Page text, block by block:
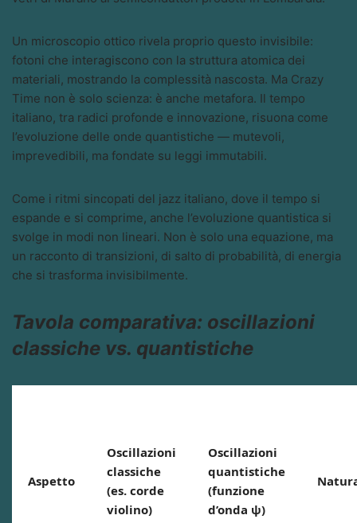
Un microscopio ottico rivela proprio questo invisibile:
fotoni che interagiscono con la struttura atomica dei
materiali, mostrando la complessità nascosta. Ma Crazy
Time non è solo scienza: è anche metafora. Il tempo
italiano, tra radici profonde e innovazione, risuona come
l’evoluzione delle onde quantistiche — mutevoli,
imprevedibili, ma fondate su leggi immutabili.
Come i ritmi sincopati del jazz italiano, dove il tempo si
espande e si comprime, anche l’evoluzione quantistica si
svolge in modi non lineari. Non è solo una equazione, ma
un racconto di transizioni, di salto di probabilità, di energia
che si trasforma invisibilmente.
Tavola comparativa: oscillazioni
classiche vs. quantistiche
Aspetto
Oscillazioni
classiche
(es. corde
violino)
Oscillazioni
quantistiche
(funzione
d’onda ψ)